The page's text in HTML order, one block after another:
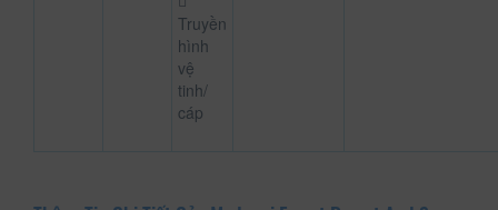
Truyền
hình
vệ
tinh/
cáp